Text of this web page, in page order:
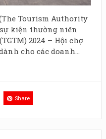
Tourism Authority
kiện thường niên
2024 – Hội chợ
cho các doanh...
Share